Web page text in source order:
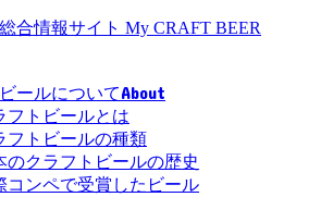
ールについてAbout
フトビールとは
フトビールの種類
のクラフトビールの歴史
コンペで受賞したビール